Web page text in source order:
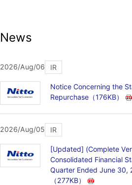
News
2026/Aug/06 IR
Notice Concerning the
Repurchase （176KB）
2026/Aug/05 IR
[Updated] (Complete
Consolidated Financial
Quarter Ended June 30,
（277KB）